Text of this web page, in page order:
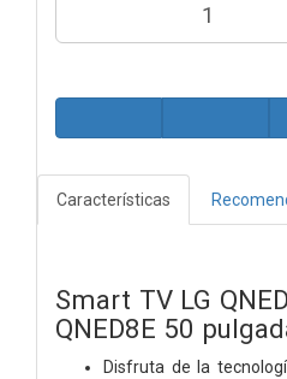
Características
Smart TV LG
QNED8E 50
Disfruta de la